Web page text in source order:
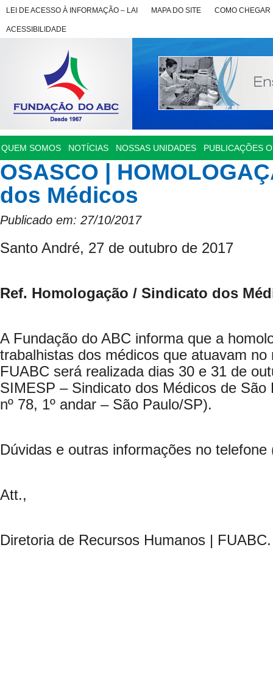
LEI DE ACESSO À INFORMAÇÃO – LAI MAPA DO SITE COMO CHEGAR
ACESSIBILIDADE
QUEM SOMOS NOTÍCIAS NOSSAS UNIDADES PUBLICAÇÕES
OSASCO |
dos Médicos
Publicado em: 27/10/2017
Santo André, 27 de outubro de 2017
Ref. Homologação / Sindicato dos
A Fundação do ABC informa que a
trabalhistas dos médicos que atuavam
FUABC será realizada dias 30 e 31 de
SIMESP – Sindicato dos Médicos de São
nº 78, 1º andar – São Paulo/SP).
Dúvidas e outras informações no telefone
Att.,
Diretoria de Recursos Humanos | FUABC.